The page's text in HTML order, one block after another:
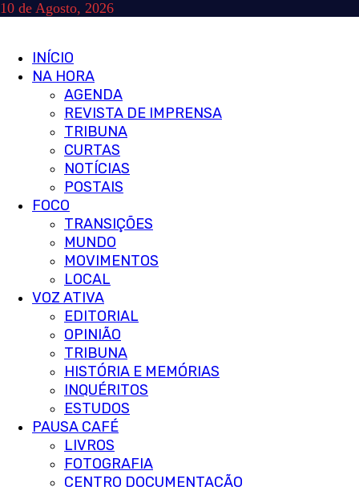
Skip
10 de Agosto, 2026
Primary
Menu
INÍCIO
NA HORA
AGENDA
REVISTA DE IMPRENSA
TRIBUNA
CURTAS
NOTÍCIAS
POSTAIS
FOCO
TRANSIÇÕES
MUNDO
MOVIMENTOS
LOCAL
VOZ ATIVA
EDITORIAL
OPINIÃO
TRIBUNA
HISTÓRIA E MEMÓRIAS
INQUÉRITOS
ESTUDOS
PAUSA CAFÉ
LIVROS
FOTOGRAFIA
CENTRO DOCUMENTAÇÃO